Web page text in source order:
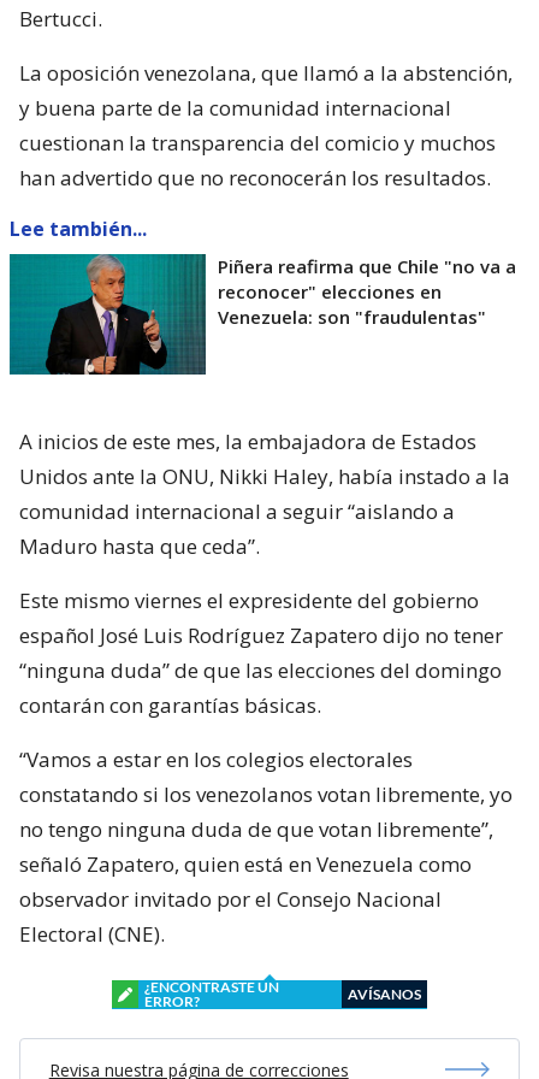
Bertucci.
La oposición venezolana, que llamó a la abstención,
y buena parte de la comunidad internacional
cuestionan la transparencia del comicio y muchos
han advertido que no reconocerán los resultados.
Lee también...
Piñera reafirma que Chile "no va a
reconocer" elecciones en
Venezuela: son "fraudulentas"
A inicios de este mes, la embajadora de Estados
Unidos ante la ONU, Nikki Haley, había instado a la
comunidad internacional a seguir “aislando a
Maduro hasta que ceda”.
Este mismo viernes el expresidente del gobierno
español José Luis Rodríguez Zapatero dijo no tener
“ninguna duda” de que las elecciones del domingo
contarán con garantías básicas.
“Vamos a estar en los colegios electorales
constatando si los venezolanos votan libremente, yo
no tengo ninguna duda de que votan libremente”,
señaló Zapatero, quien está en Venezuela como
observador invitado por el Consejo Nacional
Electoral (CNE).
¿ENCONTRASTE UN
ERROR?
AVÍSANOS
Revisa nuestra página de correcciones